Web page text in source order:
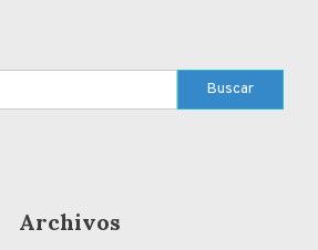
Buscar:
Archivos